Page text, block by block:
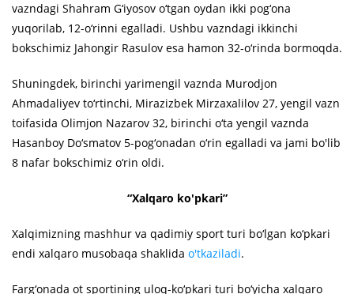
vazndagi Shahram G‘iyosov o‘tgan oydan ikki pog‘ona
yuqorilab, 12-o‘rinni egalladi. Ushbu vazndagi ikkinchi
bokschimiz Jahongir Rasulov esa hamon 32-o‘rinda bormoqda.
Shuningdek, birinchi yarimengil vaznda Murodjon
Ahmadaliyev to‘rtinchi, Mirazizbek Mirzaxalilov 27, yengil vazn
toifasida Olimjon Nazarov 32, birinchi o‘ta yengil vaznda
Hasanboy Do‘smatov 5-pog‘onadan o‘rin egalladi va jami bo'lib
8 nafar bokschimiz o‘rin oldi.
“Xalqaro ko'pkari”
Xalqimizning mashhur va qadimiy sport turi bo‘lgan ko‘pkari
endi xalqaro musobaqa shaklida o'tkaziladi.
Farg‘onada ot sportining uloq-ko‘pkari turi bo‘yicha xalqaro